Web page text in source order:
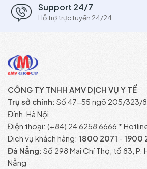
Support 24/7
Hỗ trợ trực tuyến 24/24
CÔNG TY TNHH AMV DỊCH VỤ Y TẾ
Trụ sở chính: Số 47-55 ngõ 205/323/
Đỉnh, Hà Nội
Điện thoại: (+84) 24 6258 6666 *
Dich vụ khách hàng: 1800 2071 - 1900
Đà Nẵng: Số 298 Mai Chí Thọ, tổ 83, P.
Nẵng